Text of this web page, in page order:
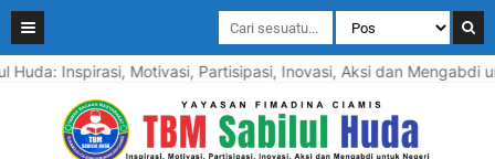
Huda: Inspirasi, Motivasi, Partisipasi, Inovasi, Aksi dan